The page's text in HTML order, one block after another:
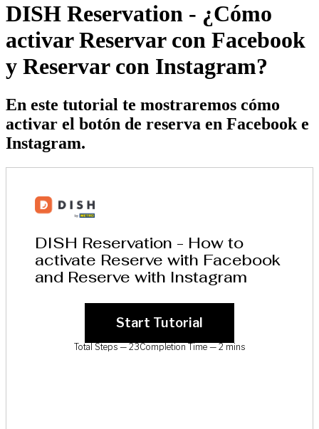
DISH Reservation - ¿Cómo
activar Reservar con Facebook
y Reservar con Instagram?
En este tutorial te mostraremos cómo
activar el botón de reserva en Facebook e
Instagram.